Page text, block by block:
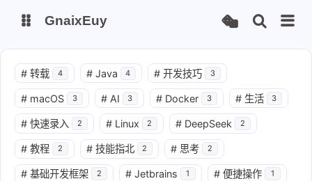
主页
站点运行监测 Nas私有云
it-tools工具集 ChatGPT-Next
爱国学习平台(暂时关闭) LobeHub 智能AI聚合站
GnaixEuy
# 转载 4 # Java 4 # 开发技巧 3
# macOS 3 # AI 3 # Docker 3 # 生活 3
# 快速录入 2 # Linux 2 # DeepSeek 2
# 教程 2 # 技能指北 2 # 思考 2
# 基础开发框架 2 # Jetbrains 1 # 便捷操作 1